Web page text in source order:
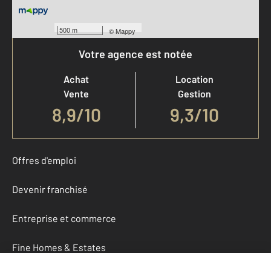
500 m ©Mappy
Votre agence est notée
Achat
Vente
8,9/10
Location
Gestion
9,3/10
Offres d'emploi
Devenir franchisé
Entreprise et commerce
Fine Homes & Estates